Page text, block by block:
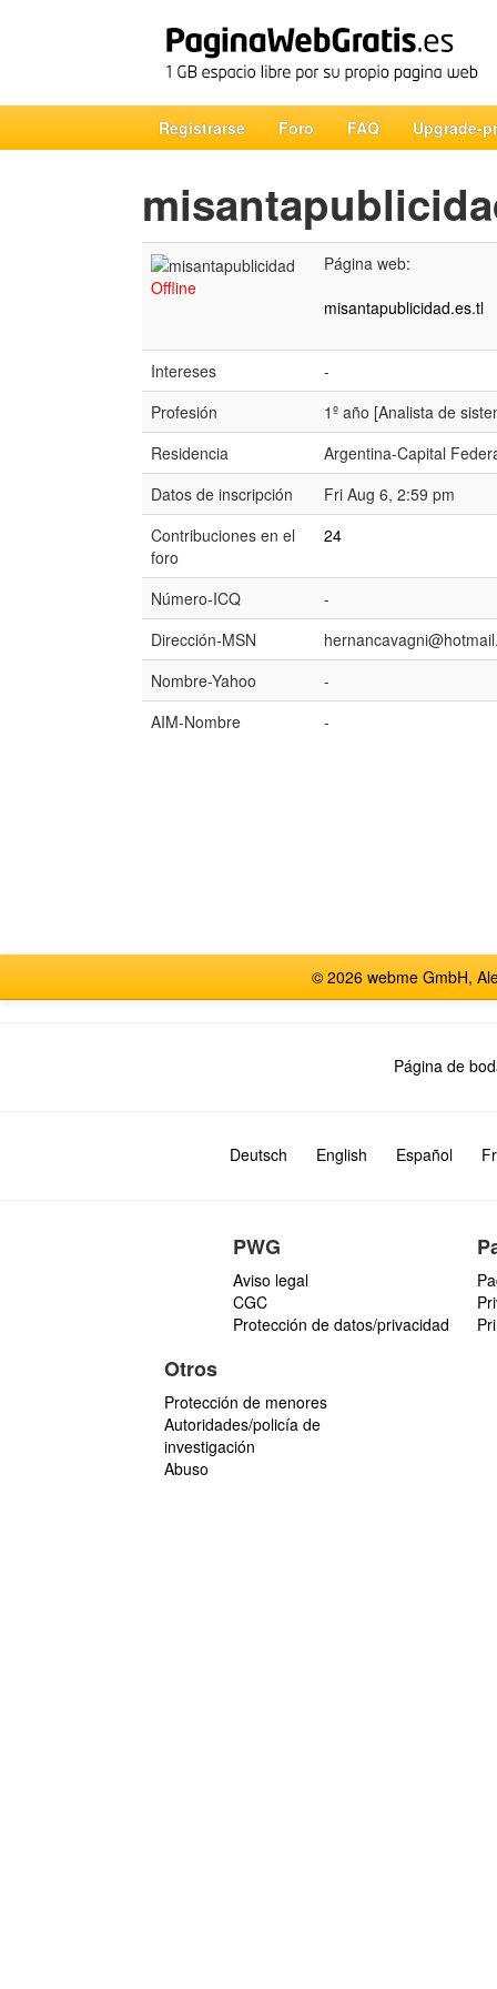
Registrarse Foro FAQ Upgrade-
Offline
Página web:
misantapublicidad.es.tl
Intereses
-
Profesión
1º año [Analista de
Residencia
Argentina-Capital
Datos de inscripción
Fri Aug 6, 2:59 pm
Contribuciones en el
foro
24
Número-ICQ
-
Dirección-MSN
Nombre-Yahoo
-
AIM-Nombre
-
© 2026 webme GmbH,
Página de
Deutsch English Español
PWG
Aviso legal
CGC
Protección de datos/privacidad
Otros
Protección de menores
Autoridades/policía de
investigación
Abuso